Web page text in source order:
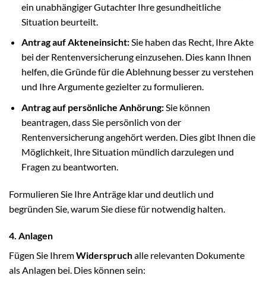
ein unabhängiger Gutachter Ihre gesundheitliche
Situation beurteilt.
Antrag auf Akteneinsicht:Sie haben das Recht, Ihre Akte
bei der Rentenversicherung einzusehen. Dies kann Ihnen
helfen, die Gründe für die Ablehnung besser zu verstehen
und Ihre Argumente gezielter zu formulieren.
Antrag auf persönliche Anhörung:Sie können
beantragen, dass Sie persönlich von der
Rentenversicherung angehört werden. Dies gibt Ihnen die
Möglichkeit, Ihre Situation mündlich darzulegen und
Fragen zu beantworten.
Formulieren Sie Ihre Anträge klar und deutlich und
begründen Sie, warum Sie diese für notwendig halten.
4. Anlagen
Fügen Sie IhremWiderspruchalle relevanten Dokumente
als Anlagen bei. Dies können sein: